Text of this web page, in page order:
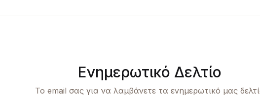
Ενημερωτικό Δελτίο
Το email σας για να λαμβάνετε τα ενημερωτικό μας